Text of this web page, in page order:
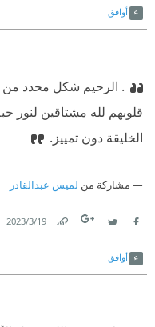
أوافق
. الرحيم شكل محدد من
قلوبهم لله مشتاقين لنور
الخليقة دون تمييز.
مشاركة من لميس عبدالقادر
19‏/3‏/2023
أوافق